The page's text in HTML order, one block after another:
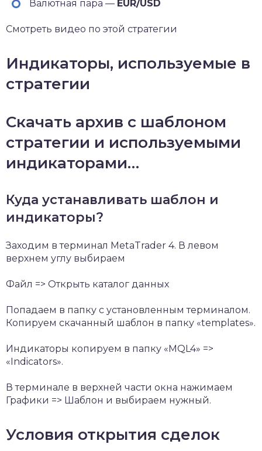
Валютная пара — EUR/USD
Смотреть видео по этой стратегии
Индикаторы, используемые в
стратегии
Скачать архив с шаблоном
стратегии и используемыми
индикаторами…
Куда устанавливать шаблон и
индикаторы?
Заходим в терминал MetaTrader 4. В левом
верхнем углу выбираем
Файл => Открыть каталог данных
Попадаем в папку с установленным терминалом.
Копируем скачанный шаблон в папку «templates».
Индикаторы копируем в папку «MQL4» =>
«Indicators».
В терминале в верхней части окна нажимаем
Графики => Шаблон и выбираем нужный.
Условия открытия сделок